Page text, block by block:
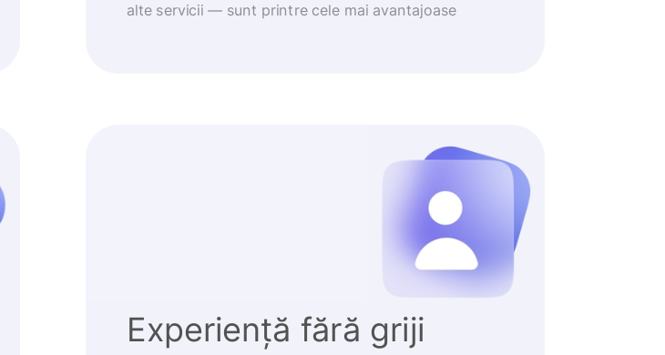
alte servicii — sunt printre cele mai avantajoase
Experiență fără griji